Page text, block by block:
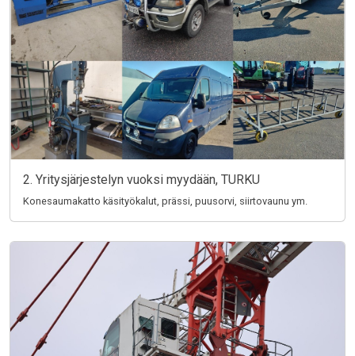
2. Yritysjärjestelyn vuoksi myydään, TURKU
Konesaumakatto käsityökalut, prässi, puusorvi, siirtovaunu ym.